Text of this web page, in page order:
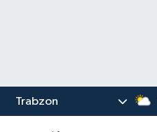
Trabzon